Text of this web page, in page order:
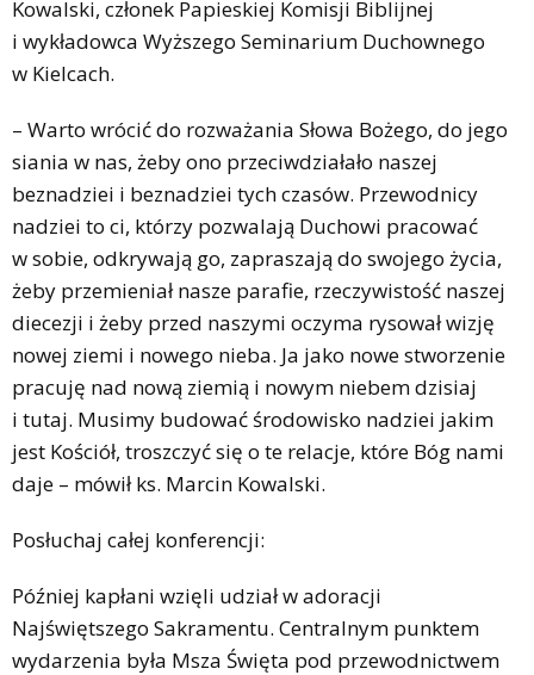
Kowalski, członek Papieskiej Komisji Biblijnej
i wykładowca Wyższego Seminarium Duchownego
w Kielcach.
– Warto wrócić do rozważania Słowa Bożego, do jego
siania w nas, żeby ono przeciwdziałało naszej
beznadziei i beznadziei tych czasów. Przewodnicy
nadziei to ci, którzy pozwalają Duchowi pracować
w sobie, odkrywają go, zapraszają do swojego życia,
żeby przemieniał nasze parafie, rzeczywistość naszej
diecezji i żeby przed naszymi oczyma rysował wizję
nowej ziemi i nowego nieba. Ja jako nowe stworzenie
pracuję nad nową ziemią i nowym niebem dzisiaj
i tutaj. Musimy budować środowisko nadziei jakim
jest Kościół, troszczyć się o te relacje, które Bóg nami
daje – mówił ks. Marcin Kowalski.
Posłuchaj całej konferencji:
Później kapłani wzięli udział w adoracji
Najświętszego Sakramentu. Centralnym punktem
wydarzenia była Msza Święta pod przewodnictwem